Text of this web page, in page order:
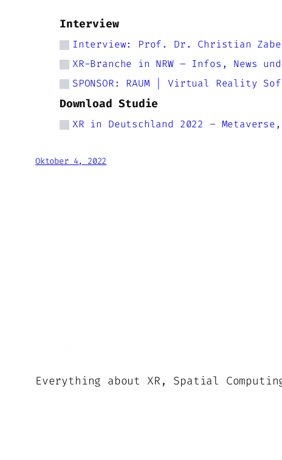
Interview
Interview: Prof. Dr. Christian
XR-Branche in NRW – Infos, News
SPONSOR: RAUM | Virtual Reality
Download Studie
XR in Deutschland 2022 –
Oktober 4, 2022
Everything about XR, Spatial